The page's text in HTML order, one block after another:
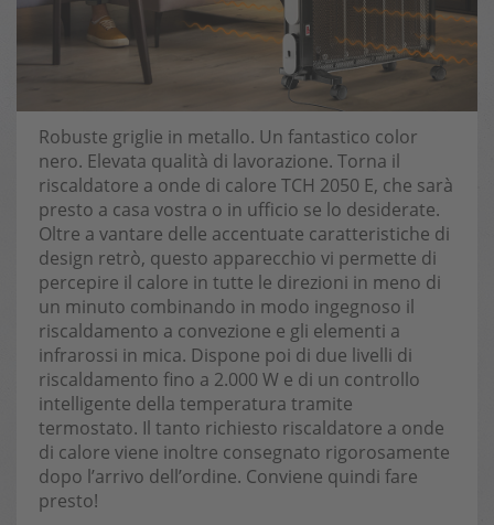
Robuste griglie in metallo. Un fantastico color
nero. Elevata qualità di lavorazione. Torna il
riscaldatore a onde di calore TCH 2050 E, che sarà
presto a casa vostra o in ufficio se lo desiderate.
Oltre a vantare delle accentuate caratteristiche di
design retrò, questo apparecchio vi permette di
percepire il calore in tutte le direzioni in meno di
un minuto combinando in modo ingegnoso il
riscaldamento a convezione e gli elementi a
infrarossi in mica. Dispone poi di due livelli di
riscaldamento fino a 2.000 W e di un controllo
intelligente della temperatura tramite
termostato. Il tanto richiesto riscaldatore a onde
di calore viene inoltre consegnato rigorosamente
dopo l’arrivo dell’ordine. Conviene quindi fare
presto!